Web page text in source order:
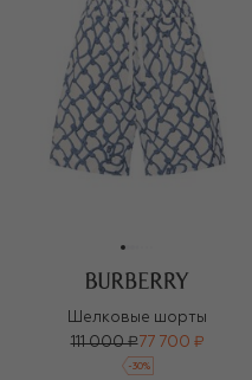
Шелковые шорты
111 000 ₽77 700 ₽
-30%